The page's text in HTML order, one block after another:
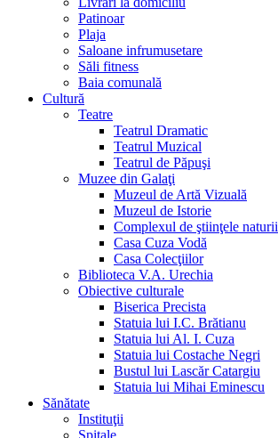
Patinoar
Plaja
Saloane infrumusetare
Săli fitness
Baia comunală
Cultură
Teatre
Teatrul Dramatic
Teatrul Muzical
Teatrul de Păpuşi
Muzee din Galaţi
Muzeul de Artă Vizuală
Muzeul de Istorie
Complexul de ştiinţele naturii
Casa Cuza Vodă
Casa Colecţiilor
Biblioteca V.A. Urechia
Obiective culturale
Biserica Precista
Statuia lui I.C. Brătianu
Statuia lui Al. I. Cuza
Statuia lui Costache Negri
Bustul lui Lascăr Catargiu
Statuia lui Mihai Eminescu
Sănătate
Instituţii
Spitale